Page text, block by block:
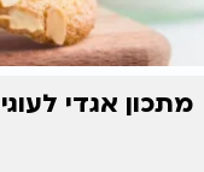
מתכון אגדי